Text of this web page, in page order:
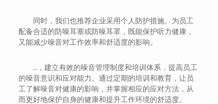
同时，我们也推荐企业采用个人防护措施。为员工
配备合适的防噪耳塞或防噪耳罩，既能保护听力健康，
又能减少噪音对工作效率和舒适度的影响。
..，建立有效的噪音管理制度和培训体系，提高员工
的噪音意识和应对能力。通过定期的培训和教育，让员
工了解噪音对健康的影响，并掌握相应的应对方法，从
而更好地保护自身的健康和提升工作环境的舒适度。